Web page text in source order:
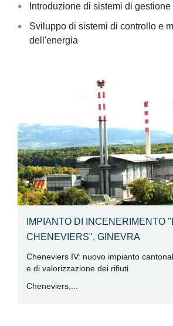
Introduzione di sistemi di
Sviluppo di sistemi di controllo e
dell'energia
IMPIANTO DI INCENERIMENTO
CHENEVIERS", GINEVRA
Cheneviers IV: nuovo impianto
e di valorizzazione dei rifiuti
Cheneviers,...